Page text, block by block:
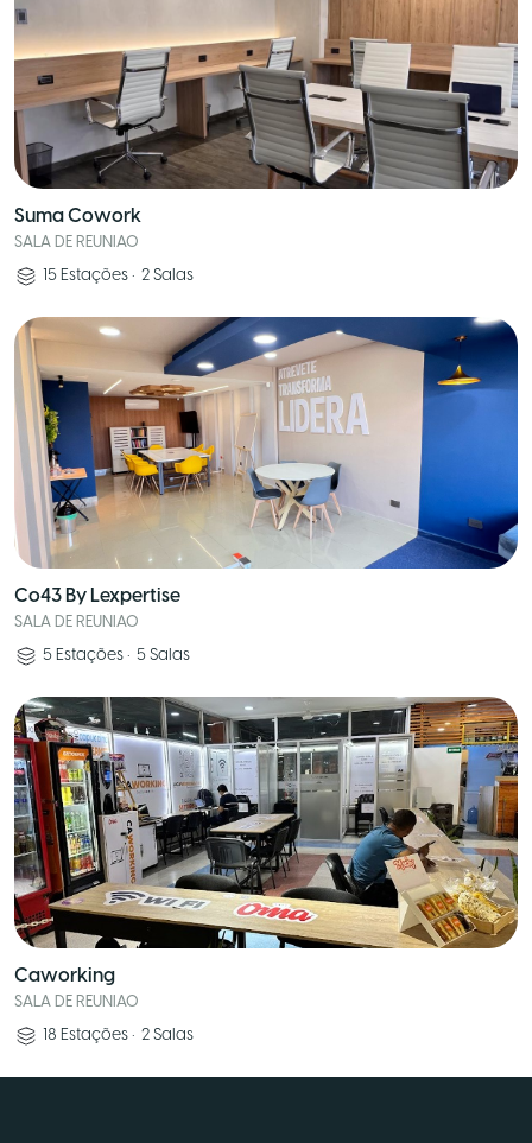
Suma Cowork
SALA DE REUNIAO
15 Estações • 2 Salas
Co43 By Lexpertise
SALA DE REUNIAO
5 Estações • 5 Salas
Caworking
SALA DE REUNIAO
18 Estações • 2 Salas